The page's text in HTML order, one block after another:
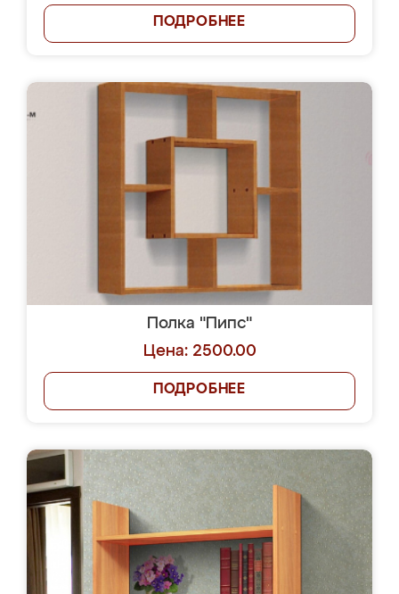
ПОДРОБНЕЕ
Полка "Пипс"
Цена: 2500.00
ПОДРОБНЕЕ